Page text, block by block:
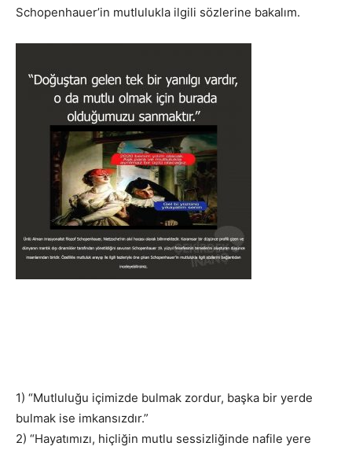
Schopenhauer’in mutlulukla ilgili sözlerine bakalım.
1) “Mutluluğu içimizde bulmak zordur, başka bir yerde
bulmak ise imkansızdır.”
2) “Hayatımızı, hiçliğin mutlu sessizliğinde nafile yere